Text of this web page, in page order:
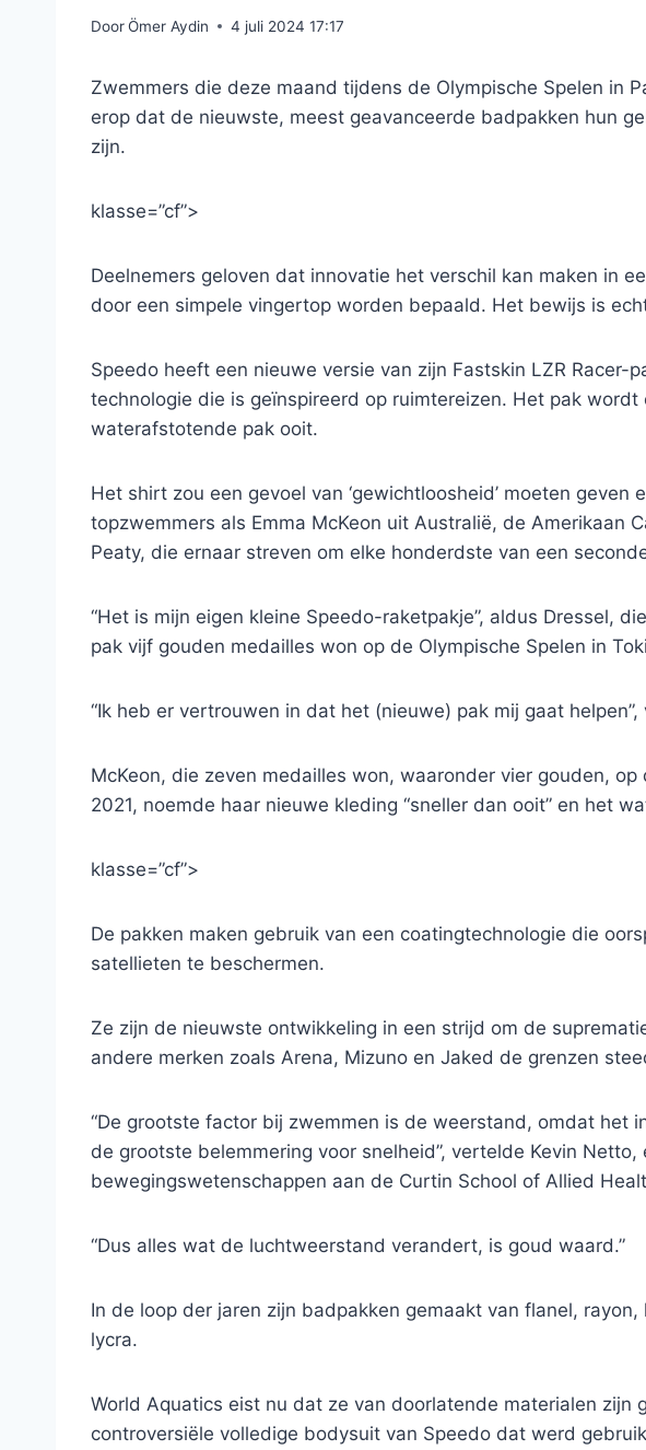
DoorÖmer Aydin 4 juli 2024 17:17
Zwemmers die deze maand tijdens de Olympische Spelen in
erop dat de nieuwste, meest geavanceerde badpakken hun
zijn.
klasse=”cf”>
Deelnemers geloven dat innovatie het verschil kan maken in
door een simpele vingertop worden bepaald. Het bewijs is
Speedo heeft een nieuwe versie van zijn Fastskin LZR Racer-
technologie die is geïnspireerd op ruimtereizen. Het pak
waterafstotende pak ooit.
Het shirt zou een gevoel van ‘gewichtloosheid’ moeten geven
topzwemmers als Emma McKeon uit Australië, de Amerikaan
Peaty, die ernaar streven om elke honderdste van een
“Het is mijn eigen kleine Speedo-raketpakje”, aldus Dressel,
pak vijf gouden medailles won op de Olympische Spelen in
“Ik heb er vertrouwen in dat het (nieuwe) pak mij gaat
McKeon, die zeven medailles won, waaronder vier gouden, op
2021, noemde haar nieuwe kleding “sneller dan ooit” en het
klasse=”cf”>
De pakken maken gebruik van een coatingtechnologie die
satellieten te beschermen.
Ze zijn de nieuwste ontwikkeling in een strijd om de
andere merken zoals Arena, Mizuno en Jaked de grenzen
“De grootste factor bij zwemmen is de weerstand, omdat het
de grootste belemmering voor snelheid”, vertelde Kevin Netto,
bewegingswetenschappen aan de Curtin School of Allied
“Dus alles wat de luchtweerstand verandert, is goud waard.”
In de loop der jaren zijn badpakken gemaakt van flanel,
lycra.
World Aquatics eist nu dat ze van doorlatende materialen zijn
controversiële volledige bodysuit van Speedo dat werd